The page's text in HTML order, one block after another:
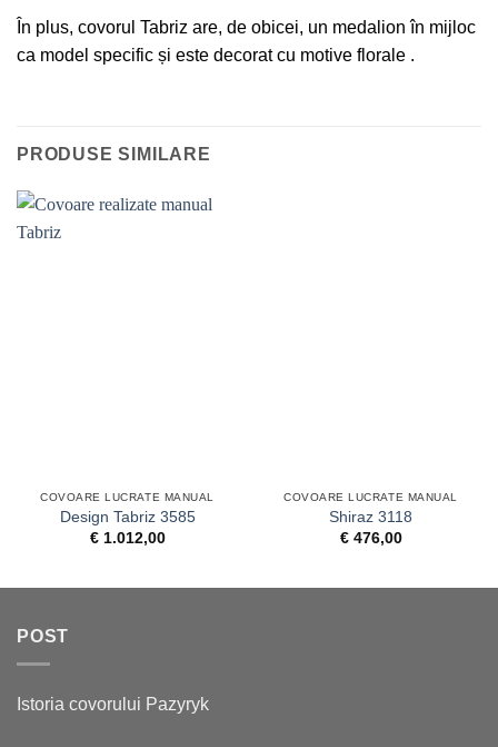
În plus, covorul Tabriz are, de obicei, un medalion în mijloc
ca model specific și este decorat cu motive florale .
PRODUSE SIMILARE
COVOARE LUCRATE MANUAL
Design Tabriz 3585
€1.012,00
COVOARE LUCRATE MANUAL
Shiraz 3118
€476,00
POST
Istoria covorului Pazyryk